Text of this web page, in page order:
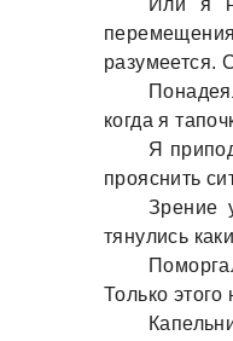
Или я
рaзумеется.
когдa я
Я
прояснить
Зрение
тянулись
Только этого